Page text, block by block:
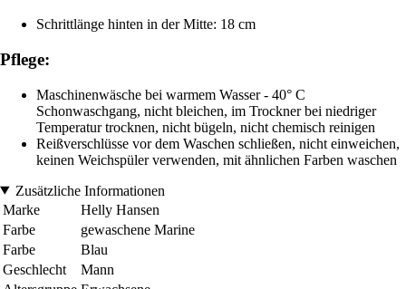
Schrittlänge hinten in der Mitte: 18 cm
Pflege:
Maschinenwäsche bei warmem Wasser - 40° C
Schonwaschgang, nicht bleichen, im Trockner bei niedriger
Temperatur trocknen, nicht bügeln, nicht chemisch reinigen
Reißverschlüsse vor dem Waschen schließen, nicht einweichen,
keinen Weichspüler verwenden, mit ähnlichen Farben waschen
Zusätzliche Informationen
Marke
Helly Hansen
Farbe
gewaschene Marine
Farbe
Blau
Geschlecht
Mann